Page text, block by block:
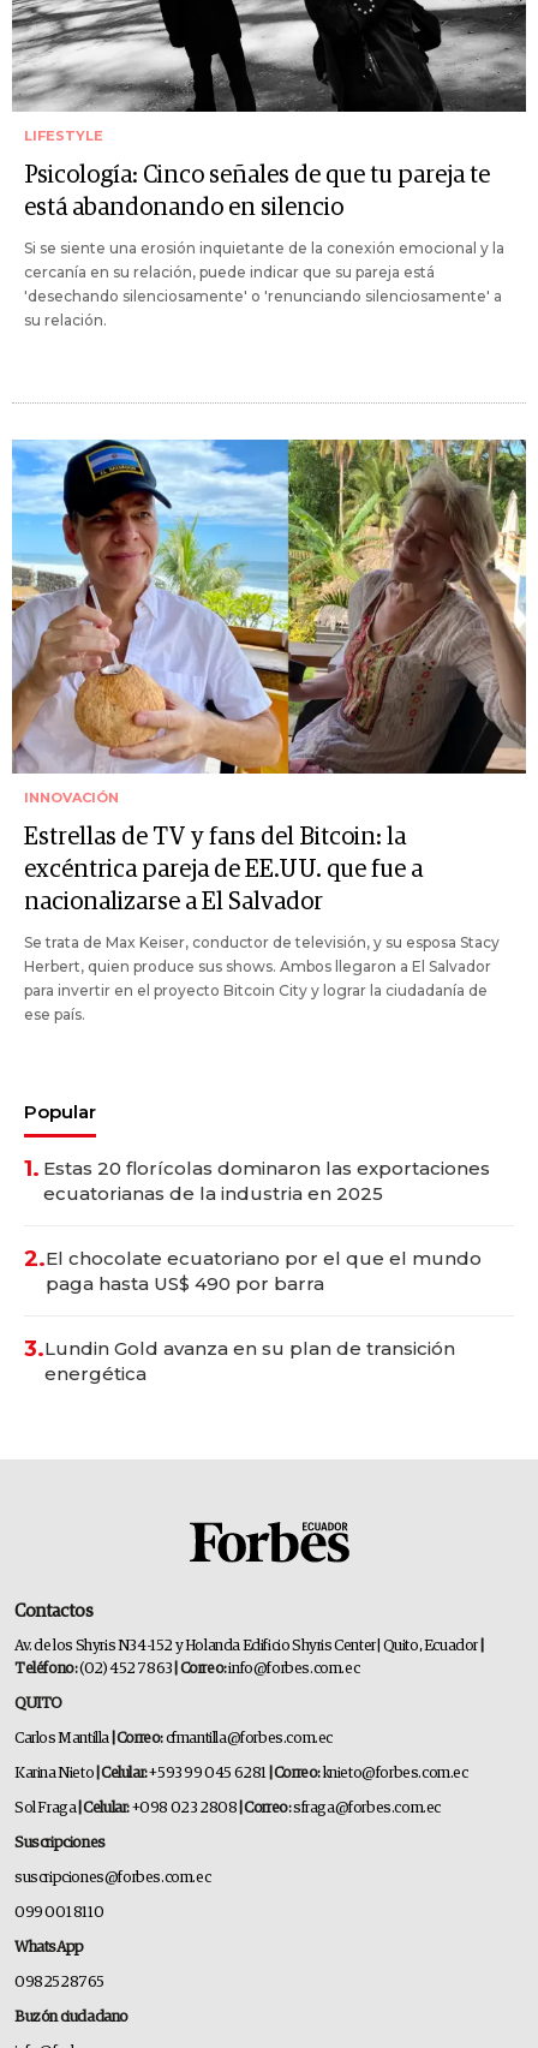
LIFESTYLE
Psicología: Cinco señales de que tu pareja te
está abandonando en silencio
Si se siente una erosión inquietante de la conexión emocional y la
cercanía en su relación, puede indicar que su pareja está
'desechando silenciosamente' o 'renunciando silenciosamente' a
su relación.
INNOVACIÓN
Estrellas de TV y fans del Bitcoin: la
excéntrica pareja de EE.UU. que fue a
nacionalizarse a El Salvador
Se trata de Max Keiser, conductor de televisión, y su esposa Stacy
Herbert, quien produce sus shows. Ambos llegaron a El Salvador
para invertir en el proyecto Bitcoin City y lograr la ciudadanía de
ese país.
Popular
1. Estas 20 florícolas dominaron las exportaciones
ecuatorianas de la industria en 2025
2.El chocolate ecuatoriano por el que el mundo
paga hasta US$ 490 por barra
3.Lundin Gold avanza en su plan de transición
energética
Contactos
Av. de los Shyris N34-152 y Holanda Edificio Shyris Center | Quito, Ecuador
Teléfono:(02) 452 7863 | Correo:info@forbes.com.ec
QUITO
Carlos Mantilla | Correo:cfmantilla@forbes.com.ec
Karina Nieto | Celular:+593 99 045 6281 | Correo:knieto@forbes.com.ec
Sol Fraga| Celular:+098 023 2808 | Correo:sfraga@forbes.com.ec
Suscripciones
suscripciones@forbes.com.ec
099 001 8110
WhatsApp
0982528765
Buzón ciudadano